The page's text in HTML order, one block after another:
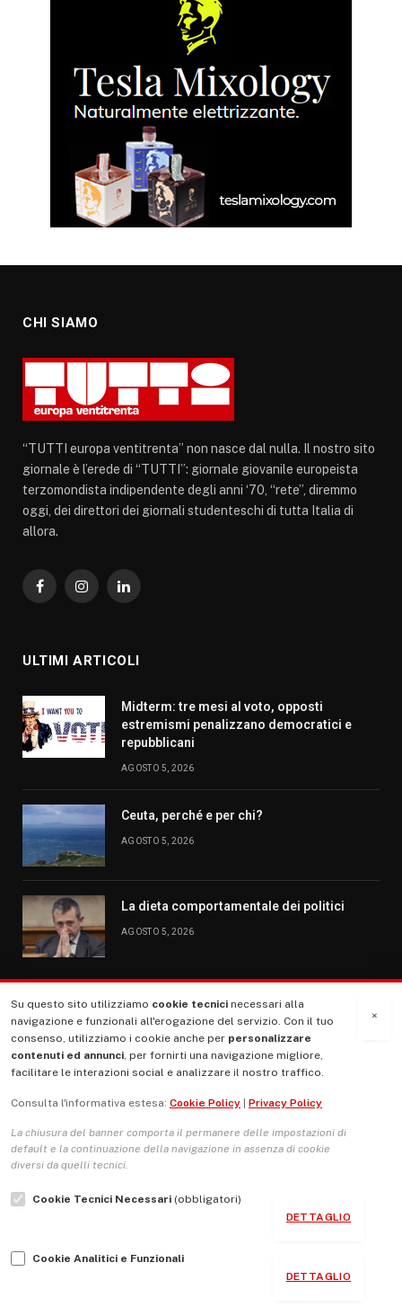
CHI SIAMO
“TUTTI europa ventitrenta” non nasce dal nulla. Il nostro sito
giornale è l’erede di “TUTTI”: giornale giovanile europeista
terzomondista indipendente degli anni ‘70, “rete”, diremmo
oggi, dei direttori dei giornali studenteschi di tutta Italia di
allora.
FacebookInstagramLinkedIn
ULTIMI ARTICOLI
Midterm: tre mesi al voto, opposti
estremismi penalizzano democratici e
repubblicani
AGOSTO 5, 2026
Ceuta, perché e per chi?
AGOSTO 5, 2026
La dieta comportamentale dei politici
AGOSTO 5, 2026
MENU
La Nostra Storia
Le Copertine
L’Associazione
Indirizzo Socio Politico Culturale
Guida per le autrici e gli autori
×
Su questo sito utilizziamo cookie tecnici necessari alla
navigazione e funzionali all'erogazione del servizio. Con il tuo
consenso, utilizziamo i cookie anche per personalizzare
contenuti ed annunci, per fornirti una navigazione migliore,
facilitare le interazioni social e analizzare il nostro traffico.
Consulta l'informativa estesa: Cookie Policy Privacy Policy
La chiusura del banner comporta il permanere delle impostazioni di
default e la continuazione della navigazione in assenza di cookie
diversi da quelli tecnici.
Cookie Tecnici Necessari (obbligatori)
DETTAGLIO
Cookie Analitici e Funzionali
DETTAGLIO